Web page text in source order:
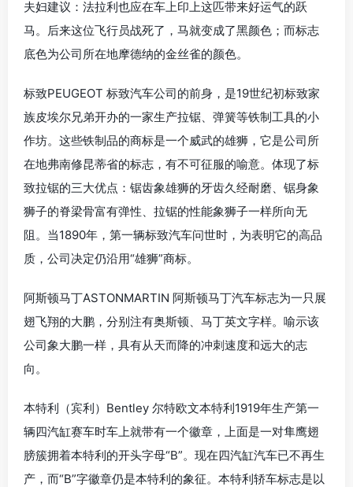
夫妇建议：法拉利也应在车上印上这匹带来好运气的跃
马。后来这位飞行员战死了，马就变成了黑颜色；而标志
底色为公司所在地摩德纳的金丝雀的颜色。
标致PEUGEOT 标致汽车公司的前身，是19世纪初标致家
族皮埃尔兄弟开办的一家生产拉锯、弹簧等铁制工具的小
作坊。这些铁制品的商标是一个威武的雄狮，它是公司所
在地弗南修昆蒂省的标志，有不可征服的喻意。体现了标
致拉锯的三大优点：锯齿象雄狮的牙齿久经耐磨、锯身象
狮子的脊梁骨富有弹性、拉锯的性能象狮子一样所向无
阻。当1890年，第一辆标致汽车问世时，为表明它的高品
质，公司决定仍沿用“雄狮”商标。
阿斯顿马丁ASTONMARTIN 阿斯顿马丁汽车标志为一只展
翅飞翔的大鹏，分别注有奥斯顿、马丁英文字样。喻示该
公司象大鹏一样，具有从天而降的冲刺速度和远大的志
向。
本特利（宾利）Bentley 尔特欧文本特利1919年生产第一
辆四汽缸赛车时车上就带有一个徽章，上面是一对隼鹰翅
膀簇拥着本特利的开头字母“B”。现在四汽缸汽车已不再生
产，而“B”字徽章仍是本特利的象征。本特利轿车标志是以